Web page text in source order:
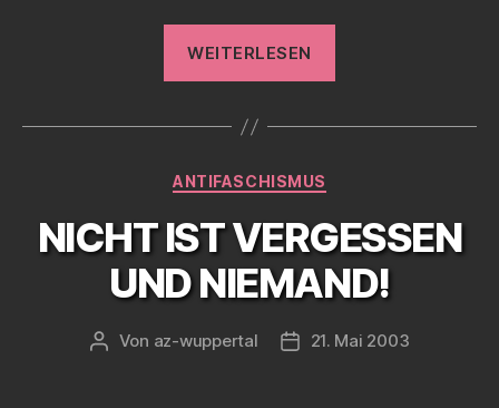
WEITERLESEN
Opfer
kommen
nach
Mittenwald“
Kategorien
ANTIFASCHISMUS
NICHT IST VERGESSEN
UND NIEMAND!
Beitragsautor
Von az-wuppertal Veröffentlichungsdatum
21. Mai 2003